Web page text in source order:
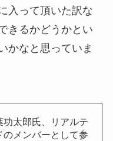
入って頂いた訳な
きるかどうかとい
かなと思っていま
功太郎氏、リアルテ
のメンバーとして参